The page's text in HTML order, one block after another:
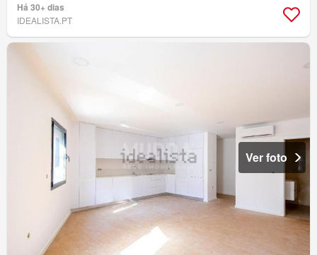
Há 30+ dias
IDEALISTA.PT
Ver foto